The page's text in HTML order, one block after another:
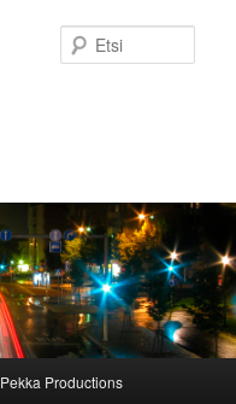
Pekka Productions